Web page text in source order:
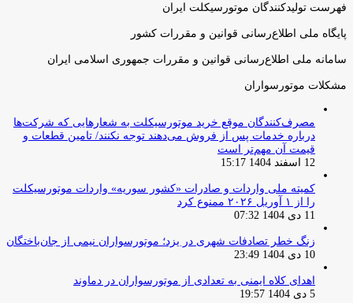
فهرست تولیدکنندگان موتورسیکلت ایران
پایگاه ملی اطلاع‌رسانی قوانین و مقررات کشور
سامانه ملی اطلاع‌رسانی قوانین و مقررات جمهوری اسلامی ایران
مشکلات موتورسواران
مصرف‌کنندگان موقع خرید موتورسیکلت به شعارهایی که شرکت‌ها
درباره خدمات پس از فروش می‌دهند توجه نکنند/ تامین قطعات و
قیمت آن مهم‌تر است
12 اسفند 1404 15:17
کمیته ملی واردات و صادرات «کشور سوریه» واردات موتورسیکلت
را از ۱ آوریل ۲۰۲۶ ممنوع کرد
11 دی 1404 07:32
زنگ خطر تصادفات شهری در یزد؛ موتورسواران نیمی از جان‌باختگان
10 دی 1404 23:49
اهدای کلاه ایمنی به تعدادی از موتورسواران در دماوند
5 دی 1404 19:57